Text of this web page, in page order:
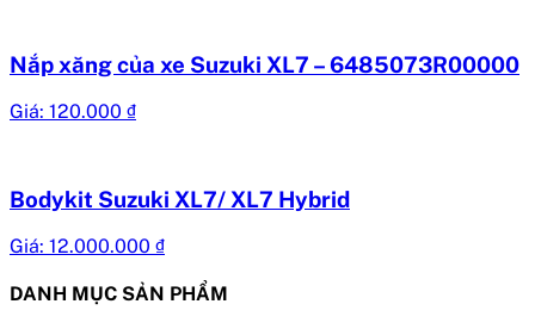
Nắp xăng của xe Suzuki XL7 – 6485073R00000
Giá: 120.000 ₫
Bodykit Suzuki XL7/ XL7 Hybrid
Giá: 12.000.000 ₫
DANH MỤC SẢN PHẨM